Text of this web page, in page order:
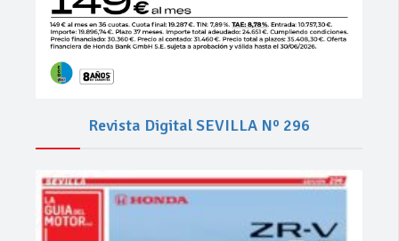
Revista Digital SEVILLA Nº 296